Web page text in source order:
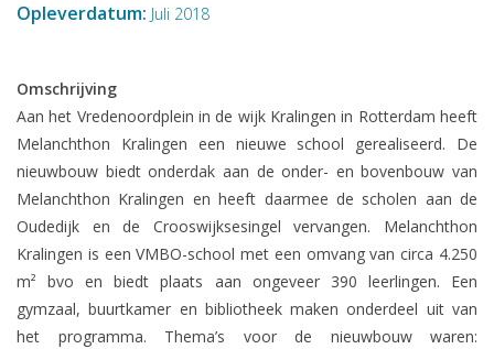
Opleverdatum: Juli 2018
Omschrijving
Aan het Vredenoordplein in de wijk Kralingen in Rotterdam heeft
Melanchthon Kralingen een nieuwe school gerealiseerd. De
nieuwbouw biedt onderdak aan de onder- en bovenbouw van
Melanchthon Kralingen en heeft daarmee de scholen aan de
Oudedijk en de Crooswijksesingel vervangen. Melanchthon
Kralingen is een VMBO-school met een omvang van circa 4.250
m² bvo en biedt plaats aan ongeveer 390 leerlingen. Een
gymzaal, buurtkamer en bibliotheek maken onderdeel uit van
het programma. Thema’s voor de nieuwbouw waren: